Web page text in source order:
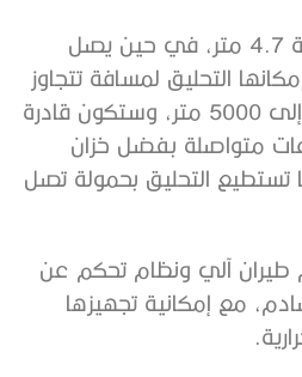
يبلغ طول الدرون التونسية 4.7 متر، في حين يصل
متر، وبإمكانها التحليق لمسافة تتجاوز
800 كلم وبارتفاع يصل إلى 5000 متر، وستكون قادرة
لنحو 8 ساعات متواصلة بفضل خزان
تستطيع التحليق بحمولة تصل
طيران آلي ونظام تحكم عن
مع إمكانية تجهيزها